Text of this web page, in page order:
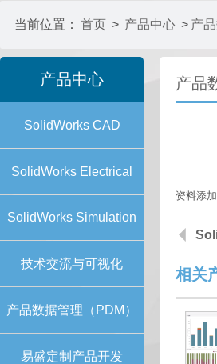
当前位置： 首页 > 产品中心 >
产品中心
SolidWorks CAD
SolidWorks Electrical
SolidWorks Simulation
技术交流与可视化
产品数据管理（PDM）
易盛定制产品开发
产品
资料添
相关